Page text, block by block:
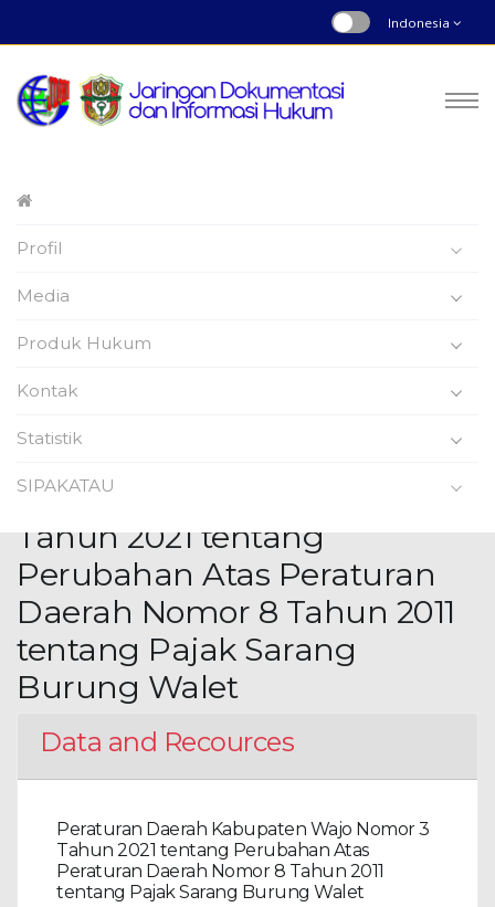
Indonesia
Profil
Media
Produk Hukum
Kontak
Statistik
SIPAKATAU
Nomor : 3 | Tahun 2021
Kabupaten Wajo Nomor 3
Tahun 2021 tentang
Perubahan Atas Peraturan
Daerah Nomor 8 Tahun 2011
tentang Pajak Sarang
Burung Walet
Data and Recources
Peraturan Daerah Kabupaten Wajo Nomor 3
Tahun 2021 tentang Perubahan Atas
Peraturan Daerah Nomor 8 Tahun 2011
tentang Pajak Sarang Burung Walet